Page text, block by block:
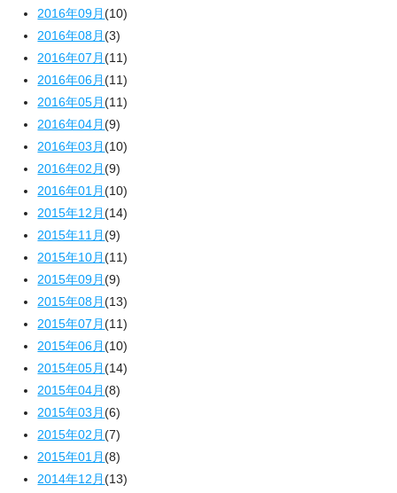
2016年09月(10)
2016年08月(3)
2016年07月(11)
2016年06月(11)
2016年05月(11)
2016年04月(9)
2016年03月(10)
2016年02月(9)
2016年01月(10)
2015年12月(14)
2015年11月(9)
2015年10月(11)
2015年09月(9)
2015年08月(13)
2015年07月(11)
2015年06月(10)
2015年05月(14)
2015年04月(8)
2015年03月(6)
2015年02月(7)
2015年01月(8)
2014年12月(13)